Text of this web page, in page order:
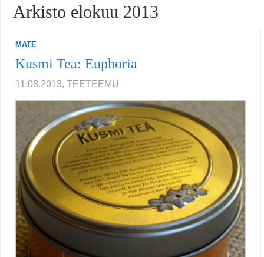
Arkisto elokuu 2013
MATE
Kusmi Tea: Euphoria
11.08.2013, TEETEEMU